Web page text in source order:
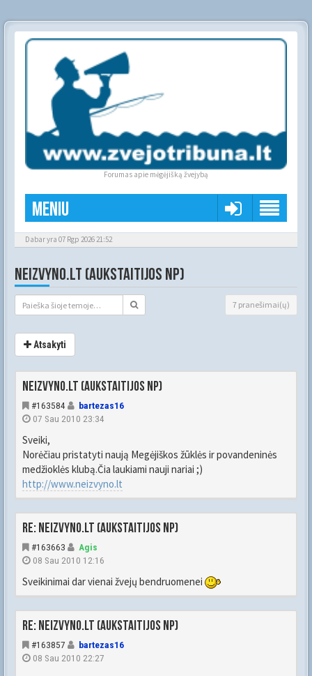
Forumas apie mėgėjišką žvejybą
Meniu
Dabar yra 07 Rgp 2026 21:52
NEIZVYNO.LT (AUKSTAITIJOS NP)
7 pranešimai(ų)
Atsakyti
Neizvyno.lt (Aukstaitijos NP)
#163584
bartezas16
07 Sau 2010 23:34
Sveiki,
Norėčiau pristatyti naują Megėjiškos žūklės ir povandeninės
medžioklės klubą.Čia laukiami nauji nariai ;)
http://www.neizvyno.lt
Re: Neizvyno.lt (Aukstaitijos NP)
#163663
Agis
08 Sau 2010 12:16
Sveikinimai dar vienai žvejų bendruomenei
Re: Neizvyno.lt (Aukstaitijos NP)
#163857
bartezas16
08 Sau 2010 22:27